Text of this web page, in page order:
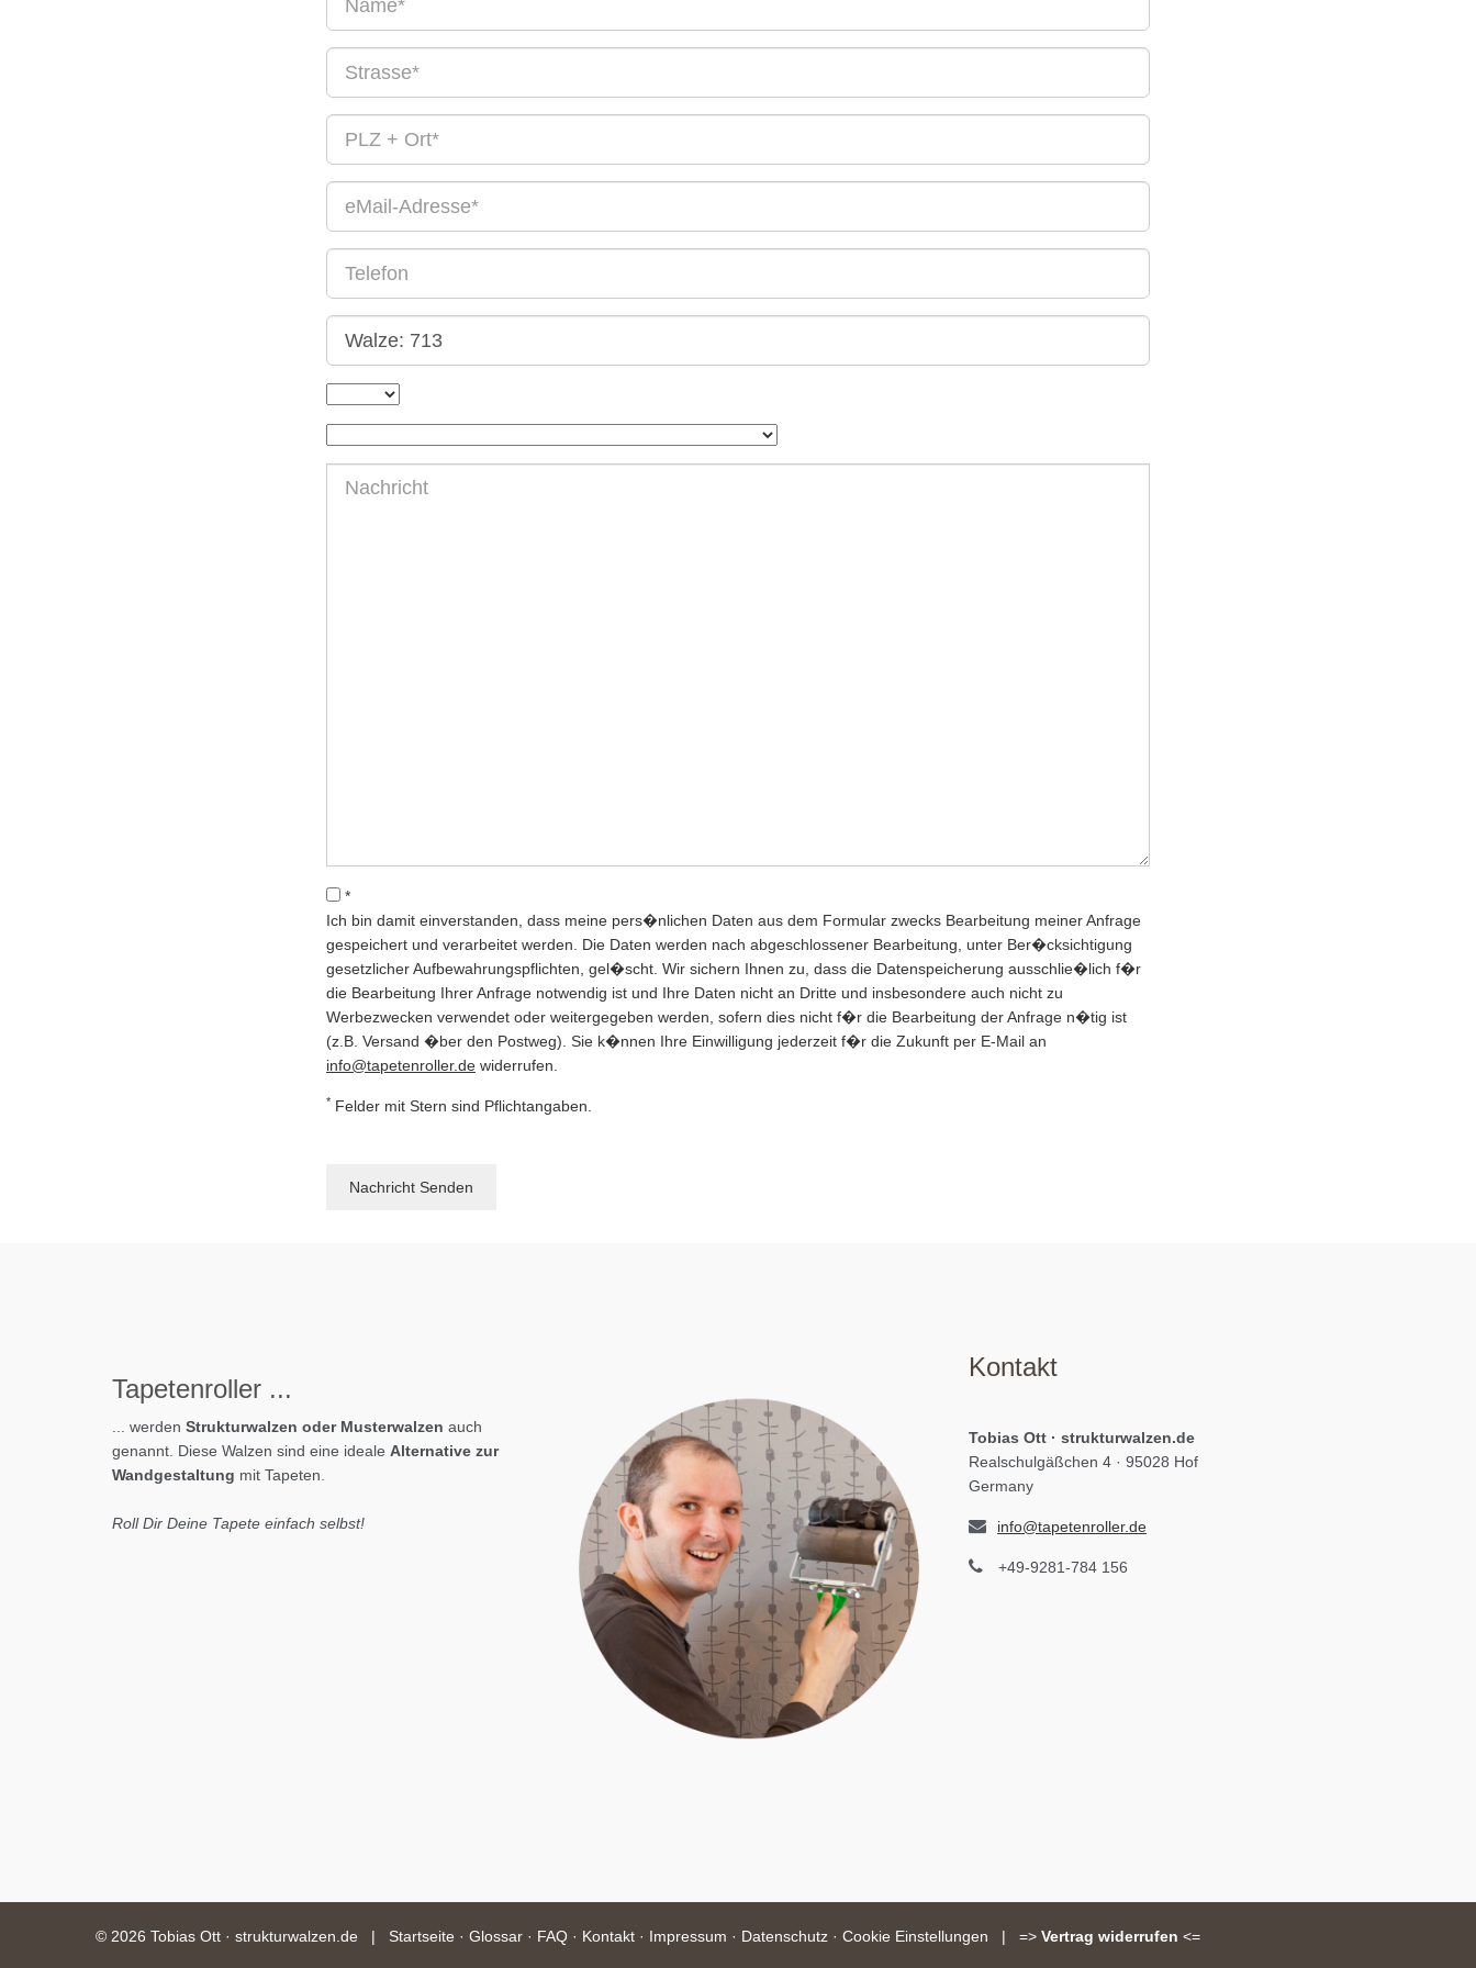
*
Ich bin damit einverstanden, dass meine pers�nlichen Daten aus dem Formular zwecks Bearbeitung meiner Anfrage
gespeichert und verarbeitet werden. Die Daten werden nach abgeschlossener Bearbeitung, unter Ber�cksichtigung
gesetzlicher Aufbewahrungspflichten, gel�scht. Wir sichern Ihnen zu, dass die Datenspeicherung ausschlie�lich f�r
die Bearbeitung Ihrer Anfrage notwendig ist und Ihre Daten nicht an Dritte und insbesondere auch nicht zu
Werbezwecken verwendet oder weitergegeben werden, sofern dies nicht f�r die Bearbeitung der Anfrage n�tig ist
(z.B. Versand �ber den Postweg). Sie k�nnen Ihre Einwilligung jederzeit f�r die Zukunft per E-Mail an
info@tapetenroller.de widerrufen.
* Felder mit Stern sind Pflichtangaben.
Tapetenroller ...
... werden Strukturwalzen oder Musterwalzen auch
genannt. Diese Walzen sind eine ideale Alternative zur
Wandgestaltung mit Tapeten.
Roll Dir Deine Tapete einfach selbst!
Kontakt
Tobias Ott · strukturwalzen.de
Realschulgäßchen 4 · 95028 Hof
Germany
info@tapetenroller.de
+49-9281-784 156
© 2026 Tobias Ott · strukturwalzen.de | Startseite · Glossar · FAQ · Kontakt · Impressum · Datenschutz · Cookie Einstellungen | => Vertrag widerrufen <=